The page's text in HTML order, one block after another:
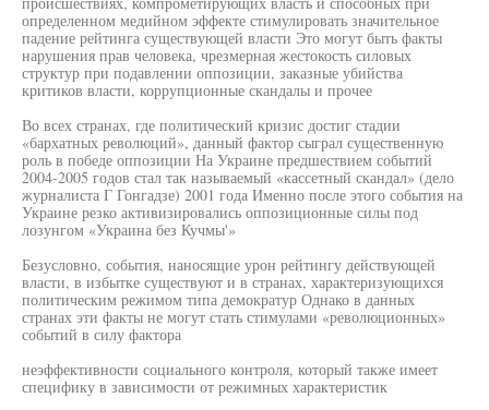
определенном медийном эффекте стимулировать значительное
падение рейтинга существующей власти Это могут быть факты
нарушения прав человека, чрезмерная жестокость силовых
структур при подавлении оппозиции, заказные убийства
критиков власти, коррупционные скандалы и прочее
Во всех странах, где политический кризис достиг стадии
«бархатных революций», данный фактор сыграл существенную
роль в победе оппозиции На Украине предшествием событий
2004-2005 годов стал так называемый «кассетный скандал» (дело
журналиста Г Гонгадзе) 2001 года Именно после этого события на
Украине резко активизировались оппозиционные силы под
лозунгом «Украина без Кучмы'»
Безусловно, события, наносящие урон рейтингу действующей
власти, в избытке существуют и в странах, характеризующихся
политическим режимом типа демократур Однако в данных
странах эти факты не могут стать стимулами «революционных»
событий в силу фактора
неэффективности социального контроля, который также имеет
специфику в зависимости от режимных характеристик